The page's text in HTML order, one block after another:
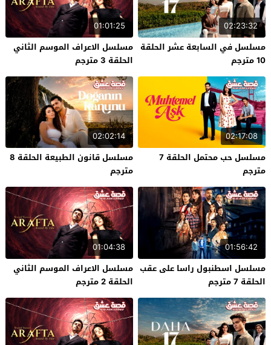
02:23:32
مسلسل في السابعة عشر الحلقة
10 مترجم
01:01:25
مسلسل الاعراف الموسم الثاني
الحلقة 3 مترجم
02:17:08
مسلسل حب محتمل الحلقة 7
مترجم
02:02:14
مسلسل قانون الطبيعة الحلقة 8
مترجم
01:56:42
مسلسل اسطنبول راسا على عقب
الحلقة 7 مترجم
01:04:38
مسلسل الاعراف الموسم الثاني
الحلقة 2 مترجم